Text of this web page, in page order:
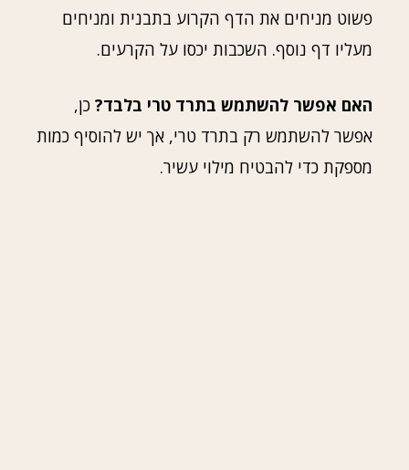
פשוט מניחים את הדף הקרוע בתבנית ומניחים
מעליו דף נוסף. השכבות יכסו על הקרעים.
האם אפשר להשתמש בתרד טרי בלבד? כן,
אפשר להשתמש רק בתרד טרי, אך יש להוסיף כמות
מספקת כדי להבטיח מילוי עשיר.